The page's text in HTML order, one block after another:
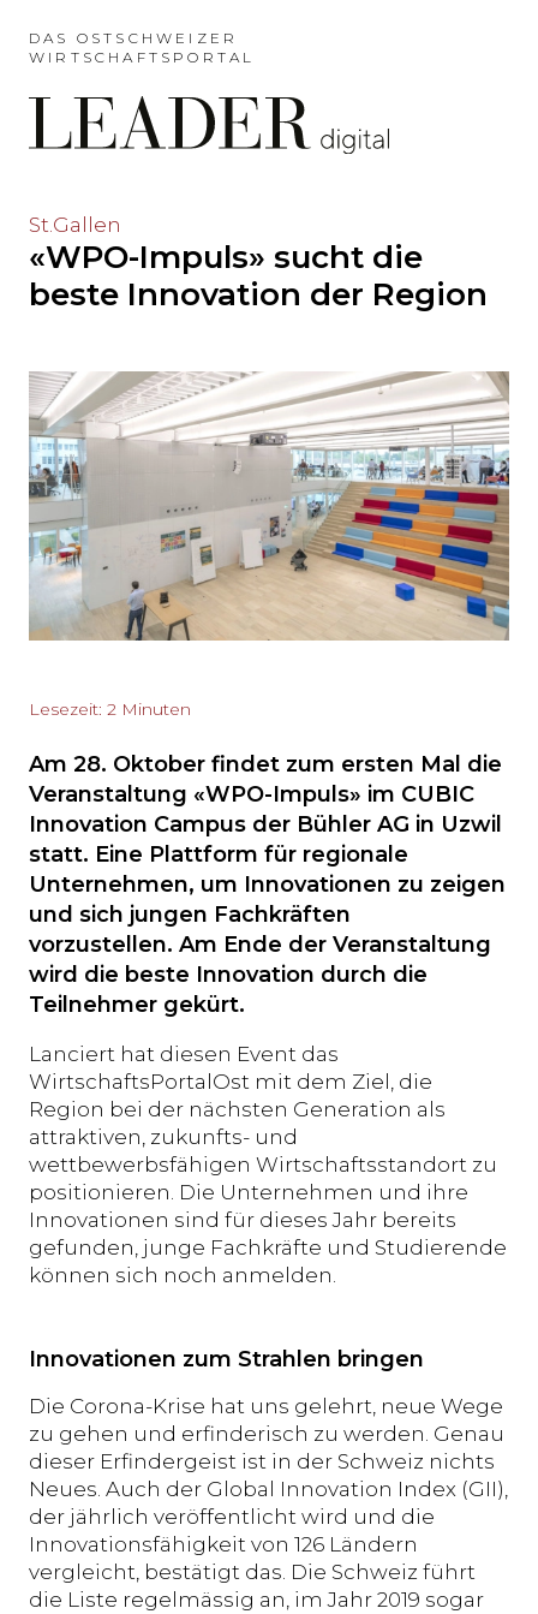
das
Hauptmenü
auslassen
und
Inhalt
springen?
DAS OSTSCHWEIZER
WIRTSCHAFTSPORTAL
Möchten
den
Hauptinhalt
direkt
zum
Seitenende
springen?
St.Gallen
«WPO-Impuls» sucht die
beste Innovation der Region
Lesezeit: 2 Minuten
Am 28. Oktober findet zum ersten Mal die
Veranstaltung «WPO-Impuls» im CUBIC
Innovation Campus der Bühler AG in Uzwil
statt. Eine Plattform für regionale
Unternehmen, um Innovationen zu zeigen
und sich jungen Fachkräften
vorzustellen. Am Ende der Veranstaltung
wird die beste Innovation durch die
Teilnehmer gekürt.
Lanciert hat diesen Event das
WirtschaftsPortalOst mit dem Ziel, die
Region bei der nächsten Generation als
attraktiven, zukunfts- und
wettbewerbsfähigen Wirtschaftsstandort zu
positionieren. Die Unternehmen und ihre
Innovationen sind für dieses Jahr bereits
gefunden, junge Fachkräfte und Studierende
können sich noch anmelden.
Innovationen zum Strahlen bringen
Die Corona-Krise hat uns gelehrt, neue Wege
zu gehen und erfinderisch zu werden. Genau
dieser Erfindergeist ist in der Schweiz nichts
Neues. Auch der Global Innovation Index (GII),
der jährlich veröffentlicht wird und die
Innovationsfähigkeit von 126 Ländern
vergleicht, bestätigt das. Die Schweiz führt
die Liste regelmässig an, im Jahr 2019 sogar